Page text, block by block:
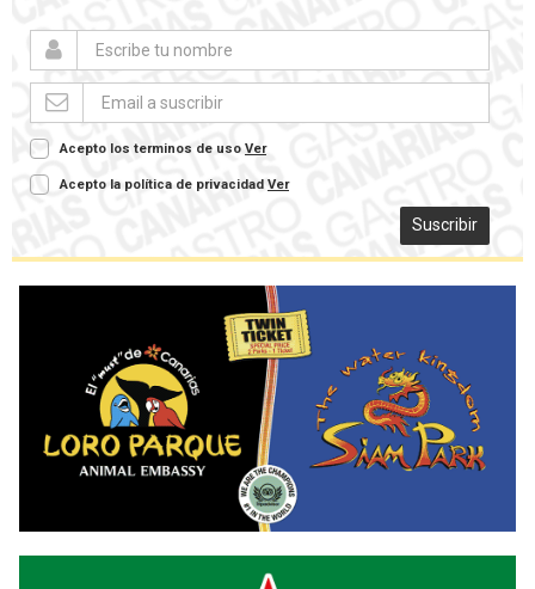
Acepto los terminos de uso Ver
Acepto la política de privacidad Ver
Suscribir